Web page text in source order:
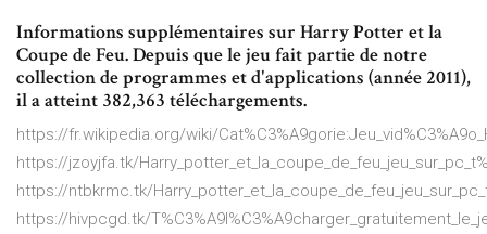
Informations supplémentaires sur Harry Potter et la
Coupe de Feu. Depuis que le jeu fait partie de notre
collection de programmes et d'applications (année 2011),
il a atteint 382,363 téléchargements.
https://fr.wikipedia.org/wiki/
https://jzoyjfa.tk/
https://ntbkrmc.tk/
https://hivpcgd.tk/